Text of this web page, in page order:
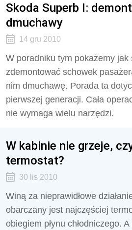
Skoda Superb I:
dmuchawy
14 gru 2010
W poradniku tym pokażemy jak
zdemontować schowek
nim dmuchawę. Porada ta
pierwszej generacji. Cała
nie wymaga wielu narzędzi.
W kabinie nie grzeje,
termostat?
30 lis 2010
Winą za nieprawidłowe
obarczany jest najczęściej
obiegiem płynu chłodniczego.